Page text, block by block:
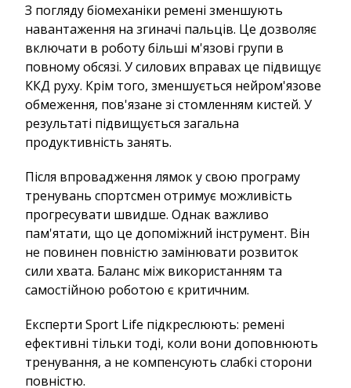
З погляду біомеханіки ремені зменшують
навантаження на згиначі пальців. Це дозволяє
включати в роботу більші м'язові групи в
повному обсязі. У силових вправах це підвищує
ККД руху. Крім того, зменшується нейром'язове
обмеження, пов'язане зі стомленням кистей. У
результаті підвищується загальна
продуктивність занять.
Після впровадження лямок у свою програму
тренувань спортсмен отримує можливість
прогресувати швидше. Однак важливо
пам'ятати, що це допоміжний інструмент. Він
не повинен повністю замінювати розвиток
сили хвата. Баланс між використанням та
самостійною роботою є критичним.
Експерти Sport Life підкреслюють: ремені
ефективні тільки тоді, коли вони доповнюють
тренування, а не компенсують слабкі сторони
повністю.